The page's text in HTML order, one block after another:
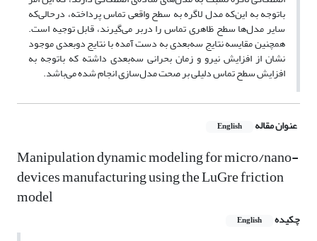
باتوجه به این‌که مدل لاگره به سطح واقعی تماس پرداخته، درحالی‌که
سایر مدل‌ها سطح ظاهری تماس را دربر می‌گیرند، قابل توجیه است.
همچنین مقایسه‌ نتایج سه‌بعدی به دست آمده با نتایج دوبعدی موجود
نشان از افزایش نیرو و زمان بحرانی سه‌بعدی داشته که باتوجه به
افزایش سطح تماس دلیلی بر صحت مدل‌سازی انجام شده می‌باشد.
عنوان مقاله English
Manipulation dynamic modeling for micro/nano-
devices manufacturing using the LuGre friction
model
چکیده English